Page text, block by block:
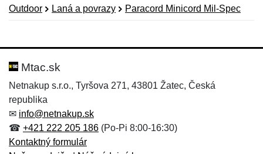
Outdoor Laná a povrazy Paracord Minicord Mil-Spec
Hodnotenie:
Meno:*
Meno:
E-mail:*
Mtac.sk
Netnakup s.r.o., Tyršova 271, 43801 Žatec, Česká
republika
✉ info@netnakup.sk
☎ +421 222 205 186 (Po-Pi 8:00-16:30)
Kontaktný formulár